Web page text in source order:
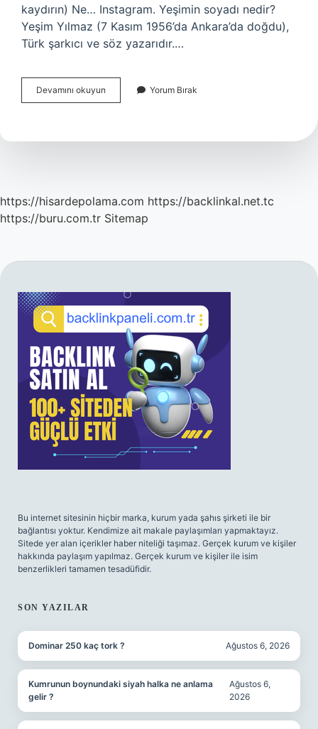
kaydırın) Ne… Instagram. Yeşimin soyadı nedir?
Yeşim Yılmaz (7 Kasım 1956’da Ankara’da doğdu),
Türk şarkıcı ve söz yazarıdır.…
Devamını okuyun
Resmi
Yorum Bırak
https://hisardepolama.com https://backlinkal.net.tc
https://buru.com.tr Sitemap
SIDEBAR
Bu internet sitesinin hiçbir marka, kurum yada şahıs şirketi ile bir
bağlantısı yoktur. Kendimize ait makale paylaşımları yapmaktayız.
Sitede yer alan içerikler haber niteliği taşımaz. Gerçek kurum ve kişiler
hakkında paylaşım yapılmaz. Gerçek kurum ve kişiler ile isim
benzerlikleri tamamen tesadüfidir.
SON YAZILAR
Dominar 250 kaç tork ? Ağustos 6, 2026
Kumrunun boynundaki siyah halka ne anlama
gelir ?
Ağustos 6,
2026